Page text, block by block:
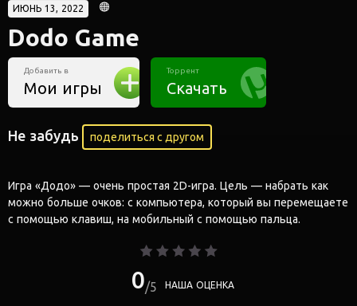
ИЮНЬ 13, 2022
Dodo Game
Добавить в
Мои игры
Торрент
Скачать
Не забудь поделиться с другом
Игра «Додо» — очень простая 2D-игра. Цель — набрать как
можно больше очков: с компьютера, который вы перемещаете
с помощью клавиш, на мобильный с помощью пальца.
0 5 НАША ОЦЕНКА